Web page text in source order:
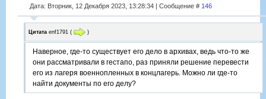
Дата: Вторник, 12 Декабря 2023, 13:28:34 | Сообщение # 146
Цитата enf1791 ( )
Наверное, где-то существует его дело в архивах, ведь что-то же
они рассматривали в гестапо, раз приняли решение перевести
его из лагеря военнопленных в концлагерь. Можно ли где-то
найти документы по его делу?